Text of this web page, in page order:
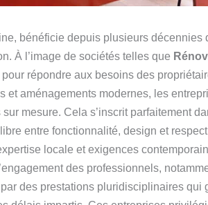
bénéficie depuis plusieurs décennies
À l’image de sociétés telles que
pour répondre aux besoins des
et aménagements modernes, les
mesure. Cela s’inscrit parfaitement
entre fonctionnalité, design et
locale et exigences
des professionnels,
des prestations pluridisciplinaires qui